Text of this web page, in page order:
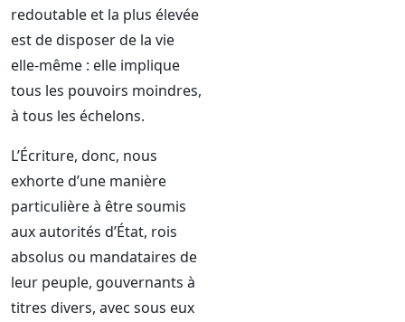
redoutable et la plus élevée
est de disposer de la vie
elle-même : elle implique
tous les pouvoirs moindres,
à tous les échelons.
L’Écriture, donc, nous
exhorte d’une manière
particulière à être soumis
aux autorités d’État, rois
absolus ou mandataires de
leur peuple, gouvernants à
titres divers, avec sous eux